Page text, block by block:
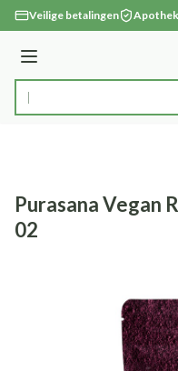
Ga naar de inhoud
Veilige betalingen
Menu
Product, merk,
Purasana Vegan
02